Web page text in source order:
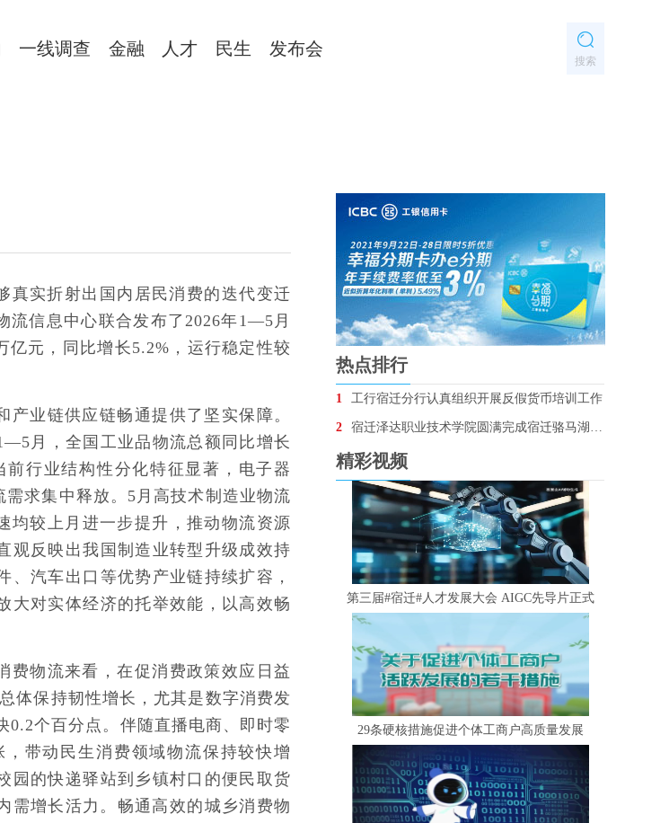
一线调查 金融 人才 民生 发布会
搜索
真实折射出国内居民消费的迭代变迁
流信息中心联合发布了2026年1—5月
元，同比增长5.2%，运行稳定性较
业链供应链畅通提供了坚实保障。
月，全国工业品物流总额同比增长
行业结构性分化特征显著，电子器
求集中释放。5月高技术制造业物流
均较上月进一步提升，推动物流资源
观反映出我国制造业转型升级成效持
汽车出口等优势产业链持续扩容，
大对实体经济的托举效能，以高效畅
费物流来看，在促消费政策效应日益
体保持韧性增长，尤其是数字消费发
个百分点。伴随直播电商、即时零
带动民生消费领域物流保持较快增
园的快递驿站到乡镇村口的便民取货
增长活力。畅通高效的城乡消费物
热点排行
1 工行宿迁分行认真组织开展反假货币培训工作
2 宿迁泽达职业技术学院圆满完成宿迁骆马湖•银河左岸音乐节安保任务
精彩视频
第三届#宿迁#人才发展大会 AIGC先导片正式
29条硬核措施促进个体工商户高质量发展